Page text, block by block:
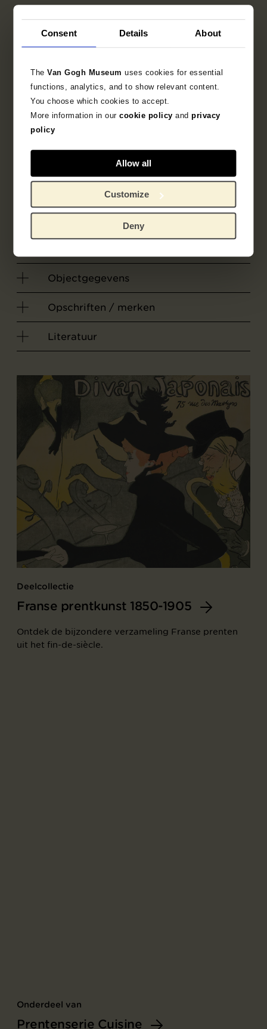
Consent Details About
TheVan Gogh Museumuses cookies for essential
functions, analytics, and to show relevant content.
You choose which cookies to accept.
More information in ourcookie policy andprivacy
policy
Allow all
Customize
Deny
Prentmaker
Auguste Clot
Arts & Métiers Graphiques
Laroche, Henry-Jean
Objectgegevens
Opschriften / merken
Literatuur
Deelcollectie
Franse prentkunst 1850-1905
Ontdek de bijzondere verzameling Franse prenten
uit het fin-de-siècle.
Onderdeel van
Prentenserie Cuisine